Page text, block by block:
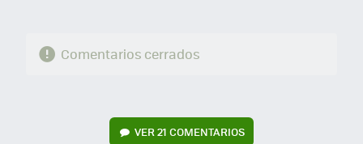
Comentarios cerrados
VER 21 COMENTARIOS